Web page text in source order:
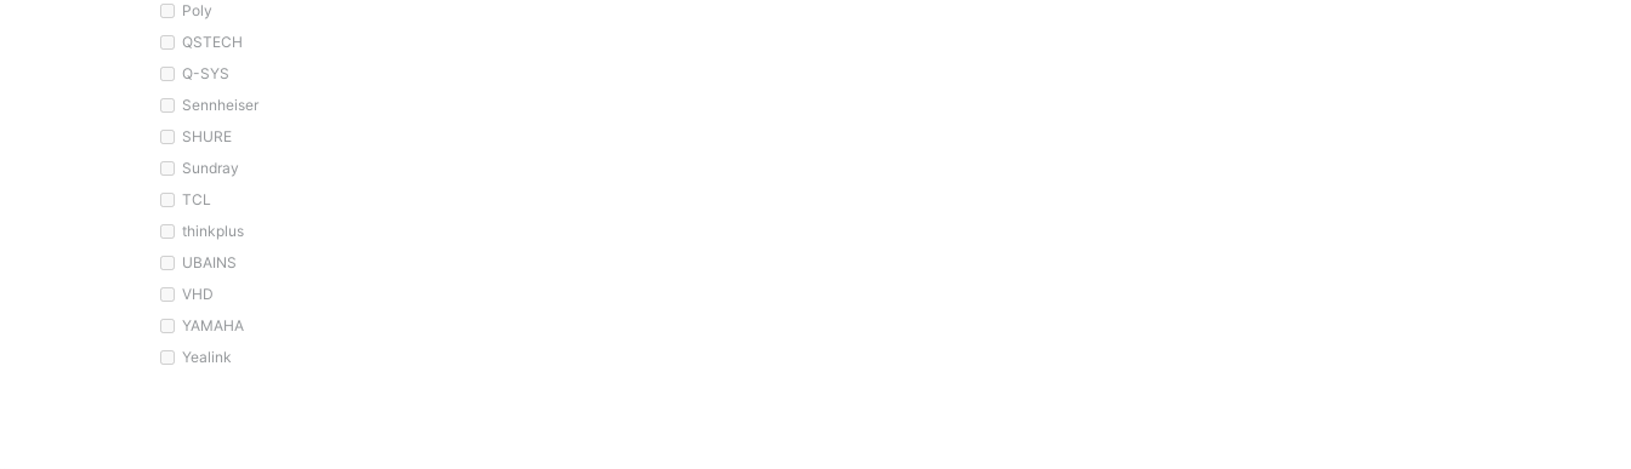
Poly
QSTECH
Q-SYS
Sennheiser
SHURE
Sundray
TCL
thinkplus
UBAINS
VHD
YAMAHA
Yealink